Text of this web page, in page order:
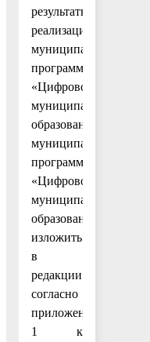
результаты
реализации
муниципальной
программы
«Цифровое
муниципальное
образование»
муниципальной
программы
«Цифровое
муниципальное
образование»
изложить
в
редакции
согласно
приложению
1 к